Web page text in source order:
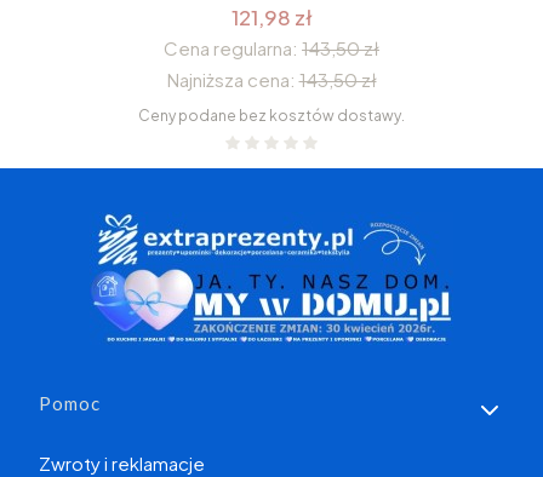
121,98 zł
Cena regularna: 143,50 zł
Najniższa cena: 143,50 zł
Ceny podane bez kosztów dostawy.
Linki w stopce
Pomoc
Zwroty i reklamacje